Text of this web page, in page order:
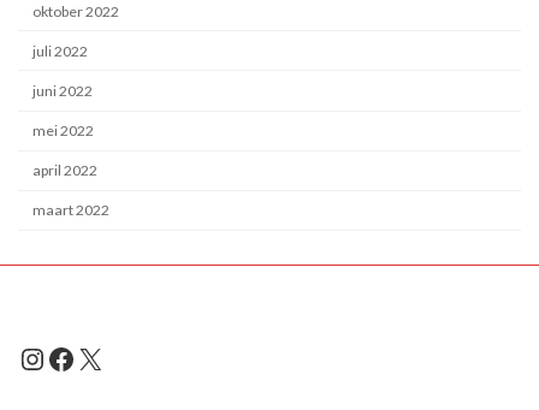
oktober 2022
juli 2022
juni 2022
mei 2022
april 2022
maart 2022
Instagram
Facebook
X